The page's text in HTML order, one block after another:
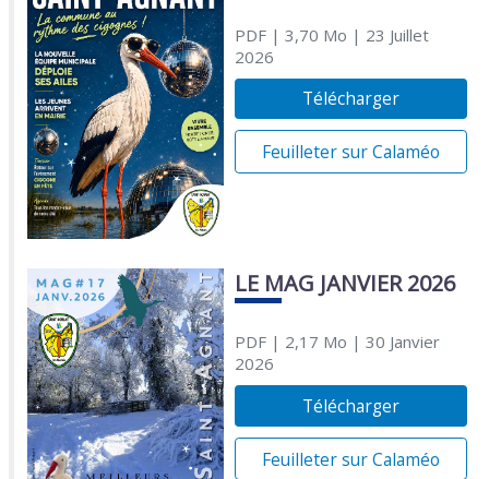
PDF| 3,70 Mo | 23 Juillet
2026
Télécharger
Feuilleter sur Calaméo
LE MAG JANVIER 2026
PDF| 2,17 Mo | 30 Janvier
2026
Télécharger
Feuilleter sur Calaméo